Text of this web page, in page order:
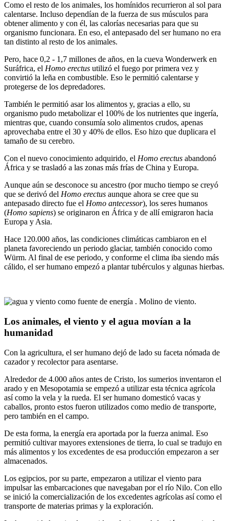
Como el resto de los animales, los homínidos recurrieron al sol para
calentarse. Incluso dependían de la fuerza de sus músculos para
obtener alimento y con él, las calorías necesarias para que su
organismo funcionara. En eso, el antepasado del ser humano no era
tan distinto al resto de los animales.
Pero, hace 0,2 - 1,7 millones de años, en la cueva Wonderwerk en
Suráfrica, el Homo erectus utilizó el fuego por primera vez y
convirtió la leña en combustible. Eso le permitió calentarse y
protegerse de los depredadores.
También le permitió asar los alimentos y, gracias a ello, su
organismo pudo metabolizar el 100% de los nutrientes que ingería,
mientras que, cuando consumía solo alimentos crudos, apenas
aprovechaba entre el 30 y 40% de ellos. Eso hizo que duplicara el
tamaño de su cerebro.
Con el nuevo conocimiento adquirido, el Homo erectus abandonó
África y se trasladó a las zonas más frías de China y Europa.
Aunque aún se desconoce su ancestro (por mucho tiempo se creyó
que se derivó del Homo erectus aunque ahora se cree que su
antepasado directo fue el Homo antecessor), los seres humanos
(Homo sapiens) se originaron en África y de allí emigraron hacia
Europa y Asia.
Hace 120.000 años, las condiciones climáticas cambiaron en el
planeta favoreciendo un periodo glaciar, también conocido como
Würm. Al final de ese periodo, y conforme el clima iba siendo más
cálido, el ser humano empezó a plantar tubérculos y algunas hierbas.
Los animales, el viento y el agua movían a la
humanidad
Con la agricultura, el ser humano dejó de lado su faceta nómada de
cazador y recolector para asentarse.
Alrededor de 4.000 años antes de Cristo, los sumerios inventaron el
arado y en Mesopotamia se empezó a utilizar esta técnica agrícola
así como la vela y la rueda. El ser humano domesticó vacas y
caballos, pronto estos fueron utilizados como medio de transporte,
pero también en el campo.
De esta forma, la energía era aportada por la fuerza animal. Eso
permitió cultivar mayores extensiones de tierra, lo cual se tradujo en
más alimentos y los excedentes de esa producción empezaron a ser
almacenados.
Los egipcios, por su parte, empezaron a utilizar el viento para
impulsar las embarcaciones que navegaban por el río Nilo. Con ello
se inició la comercialización de los excedentes agrícolas así como el
transporte de materias primas y la exploración.